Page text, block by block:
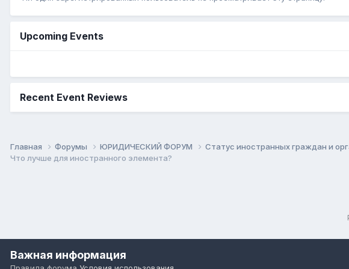
Upcoming Events
Recent Event Reviews
Главная Форумы ЮРИДИЧЕСКИЙ ФОРУМ Статус иностранных граждан и
Что лучше для иностранного элемента?
Важная информация